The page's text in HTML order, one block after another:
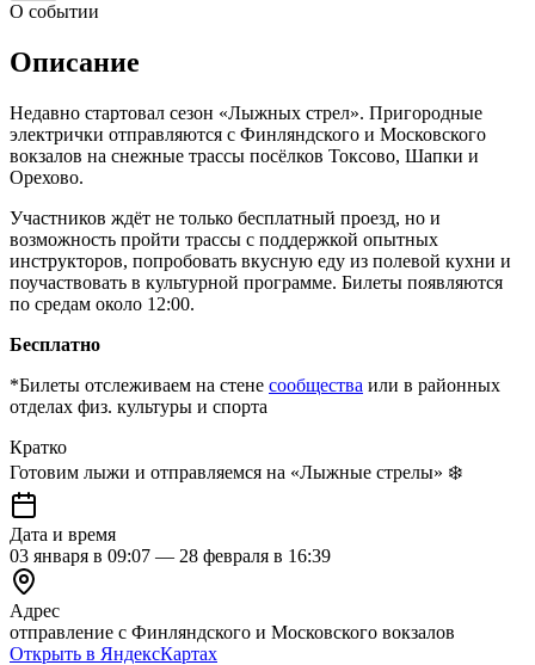
О событии
Описание
Недавно стартовал сезон «Лыжных стрел». Пригородные
электрички отправляются с Финляндского и Московского
вокзалов на снежные трассы посёлков Токсово, Шапки и
Орехово.
Участников ждёт не только бесплатный проезд, но и
возможность пройти трассы с поддержкой опытных
инструкторов, попробовать вкусную еду из полевой кухни и
поучаствовать в культурной программе. Билеты появляются
по средам около 12:00.
Бесплатно
*Билеты отслеживаем на стене сообщества или в районных
отделах физ. культуры и спорта
Кратко
Готовим лыжи и отправляемся на «Лыжные стрелы» ❄️
Дата и время
03 января в 09:07 — 28 февраля в 16:39
Адрес
отправление с Финляндского и Московского вокзалов
Открыть в ЯндексКартах